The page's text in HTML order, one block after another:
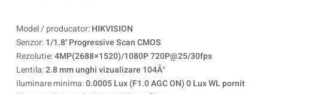
Model / producator:HIKVISION
Senzor:1/1.8′ Progressive Scan CMOS
Rezolutie:4MP(2688×1520)/1080P 720P@25/30fps
Lentila:2.8 mm unghi vizualizare 104Â°
Iluminare minima:0.0005 Lux (F1.0 AGC ON) 0 Lux WL pornit